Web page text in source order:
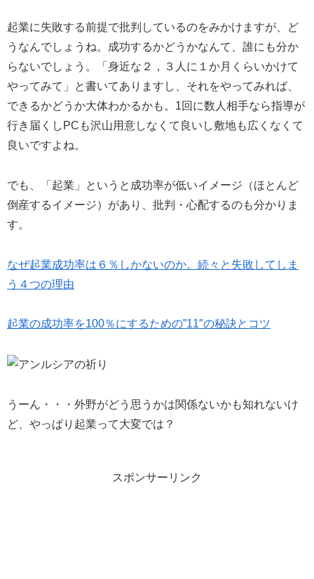
起業に失敗する前提で批判しているのをみかけますが、ど
うなんでしょうね。成功するかどうかなんて、誰にも分か
らないでしょう。「身近な２，３人に１か月くらいかけて
やってみて」と書いてありますし、それをやってみれば、
できるかどうか大体わかるかも。1回に数人相手なら指導が
行き届くしPCも沢山用意しなくて良いし敷地も広くなくて
良いですよね。
でも、「起業」というと成功率が低いイメージ（ほとんど
倒産するイメージ）があり、批判・心配するのも分かりま
す。
なぜ起業成功率は６％しかないのか。続々と失敗してしま
う４つの理由
起業の成功率を100％にするための”11″の秘訣とコツ
うーん・・・外野がどう思うかは関係ないかも知れないけ
ど、やっぱり起業って大変では？
スポンサーリンク